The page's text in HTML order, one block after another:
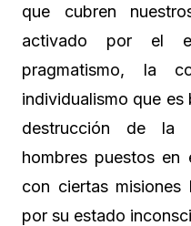
que cubren
activado por el
pragmatismo, la
individualismo que es
destrucción de la
hombres puestos en
con ciertas misiones
por su estado